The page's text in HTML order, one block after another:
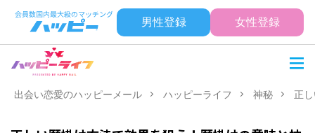
男性登録 女性登録
出会い恋愛のハッピーメール ハッピーライフ 神秘 正